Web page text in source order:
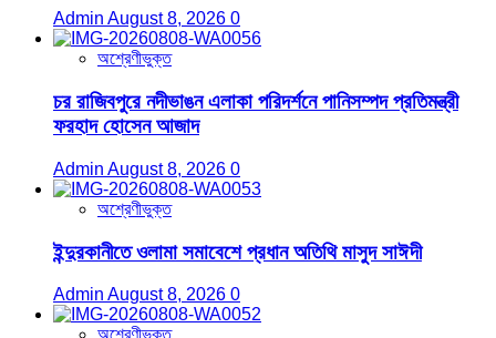
Admin August 8, 2026 0
অশ্রেণীভুক্ত
চর রাজিবপুরে নদীভাঙন এলাকা পরিদর্শনে পানিসম্পদ প্রতিমন্ত্রী
ফরহাদ হোসেন আজাদ
Admin August 8, 2026 0
অশ্রেণীভুক্ত
ইন্দুরকানীতে ওলামা সমাবেশে প্রধান অতিথি মাসুদ সাঈদী
Admin August 8, 2026 0